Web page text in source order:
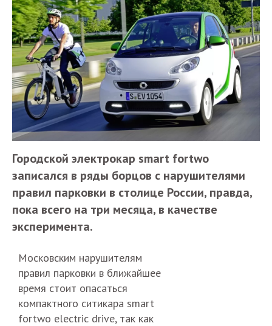
Городской электрокар smart fortwo
записался в ряды борцов с нарушителями
правил парковки в столице России, правда,
пока всего на три месяца, в качестве
эксперимента.
Московским нарушителям
правил парковки в ближайшее
время стоит опасаться
компактного ситикара smart
fortwo electric drive, так как